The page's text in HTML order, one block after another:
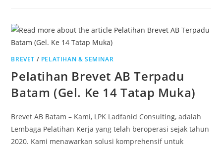
BREVET / PELATIHAN & SEMINAR
Pelatihan Brevet AB Terpadu
Batam (Gel. Ke 14 Tatap Muka)
Brevet AB Batam – Kami, LPK Ladfanid Consulting, adalah
Lembaga Pelatihan Kerja yang telah beroperasi sejak tahun
2020. Kami menawarkan solusi komprehensif untuk